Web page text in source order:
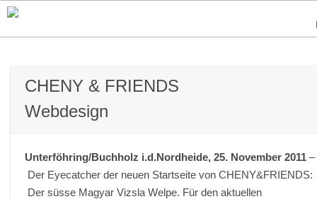
CHENY & FRIENDS
Webdesign
Unterföhring/Buchholz i.d.Nordheide, 25. November 2011 –
Der Eyecatcher der neuen Startseite von CHENY&FRIENDS:
Der süsse Magyar Vizsla Welpe. Für den aktuellen